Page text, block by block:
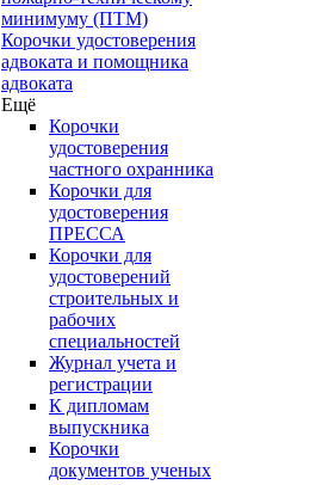
минимуму (ПТМ)
Корочки удостоверения
адвоката и помощника
адвоката
Ещё
Корочки
удостоверения
частного охранника
Корочки для
удостоверения
ПРЕССА
Корочки для
удостоверений
строительных и
рабочих
специальностей
Журнал учета и
регистрации
К дипломам
выпускника
Корочки
документов ученых